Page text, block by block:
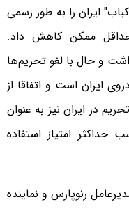
ایران را به طور رسمی
ممکن کاهش داد.
و حال با لغو تحریم‌ها
ایران است و اتفاقا از
در ایران نیز به عنوان
حداکثر امتیاز استفاده
رنوپارس و نماینده